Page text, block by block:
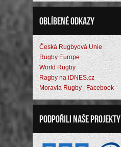
Oblíbené odkazy
Česká Rugbyová Unie
Rugby Europe
World Rugby
Ragby na iDNES.cz
Moravia Rugby | Facebook
Podpořili naše projekty